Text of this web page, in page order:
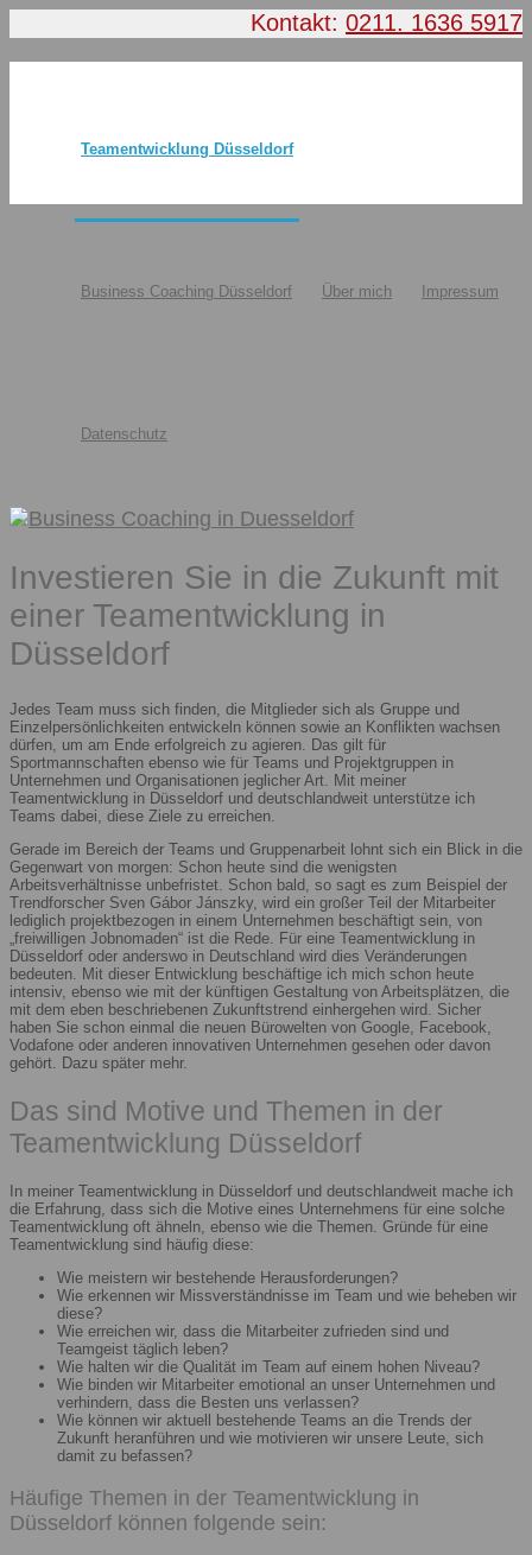
Kontakt: 0211. 1636 5917
Teamentwicklung Düsseldorf
Business Coaching Düsseldorf Über mich Impressum
Datenschutz
Investieren Sie in die Zukunft mit
einer Teamentwicklung in
Düsseldorf
Jedes Team muss sich finden, die Mitglieder sich als Gruppe und
Einzelpersönlichkeiten entwickeln können sowie an Konflikten wachsen
dürfen, um am Ende erfolgreich zu agieren. Das gilt für
Sportmannschaften ebenso wie für Teams und Projektgruppen in
Unternehmen und Organisationen jeglicher Art. Mit meiner
Teamentwicklung in Düsseldorf und deutschlandweit unterstütze ich
Teams dabei, diese Ziele zu erreichen.
Gerade im Bereich der Teams und Gruppenarbeit lohnt sich ein Blick in die
Gegenwart von morgen: Schon heute sind die wenigsten
Arbeitsverhältnisse unbefristet. Schon bald, so sagt es zum Beispiel der
Trendforscher Sven Gábor Jánszky, wird ein großer Teil der Mitarbeiter
lediglich projektbezogen in einem Unternehmen beschäftigt sein, von
„freiwilligen Jobnomaden“ ist die Rede. Für eine Teamentwicklung in
Düsseldorf oder anderswo in Deutschland wird dies Veränderungen
bedeuten. Mit dieser Entwicklung beschäftige ich mich schon heute
intensiv, ebenso wie mit der künftigen Gestaltung von Arbeitsplätzen, die
mit dem eben beschriebenen Zukunftstrend einhergehen wird. Sicher
haben Sie schon einmal die neuen Bürowelten von Google, Facebook,
Vodafone oder anderen innovativen Unternehmen gesehen oder davon
gehört. Dazu später mehr.
Das sind Motive und Themen in der
Teamentwicklung Düsseldorf
In meiner Teamentwicklung in Düsseldorf und deutschlandweit mache ich
die Erfahrung, dass sich die Motive eines Unternehmens für eine solche
Teamentwicklung oft ähneln, ebenso wie die Themen. Gründe für eine
Teamentwicklung sind häufig diese:
Wie meistern wir bestehende Herausforderungen?
Wie erkennen wir Missverständnisse im Team und wie beheben wir
diese?
Wie erreichen wir, dass die Mitarbeiter zufrieden sind und
Teamgeist täglich leben?
Wie halten wir die Qualität im Team auf einem hohen Niveau?
Wie binden wir Mitarbeiter emotional an unser Unternehmen und
verhindern, dass die Besten uns verlassen?
Wie können wir aktuell bestehende Teams an die Trends der
Zukunft heranführen und wie motivieren wir unsere Leute, sich
damit zu befassen?
Häufige Themen in der Teamentwicklung in
Düsseldorf können folgende sein: